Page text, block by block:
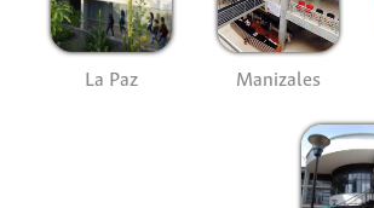
La Paz Manizales